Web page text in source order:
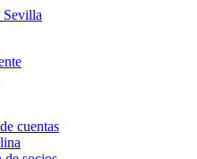
cuentas